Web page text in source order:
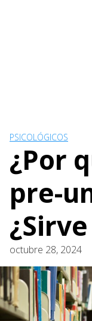
PSICOLÓGICOS
¿Por
pre-
octubre 28, 2024